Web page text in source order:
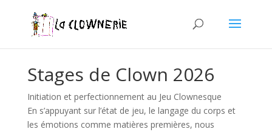
Stages de Clown 2026
Initiation et perfectionnement au Jeu Clownesque
En s’appuyant sur l’état de jeu, le langage du corps et
les émotions comme matières premières, nous